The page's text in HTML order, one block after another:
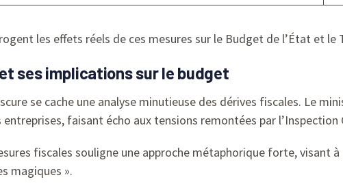
les effets réels de ces mesures sur le Budget de l’État et le
ses implications sur le budget
se cache une analyse minutieuse des dérives fiscales. Le
faisant écho aux tensions remontées par l’Inspection
fiscales souligne une approche métaphorique forte, visant
magiques ».